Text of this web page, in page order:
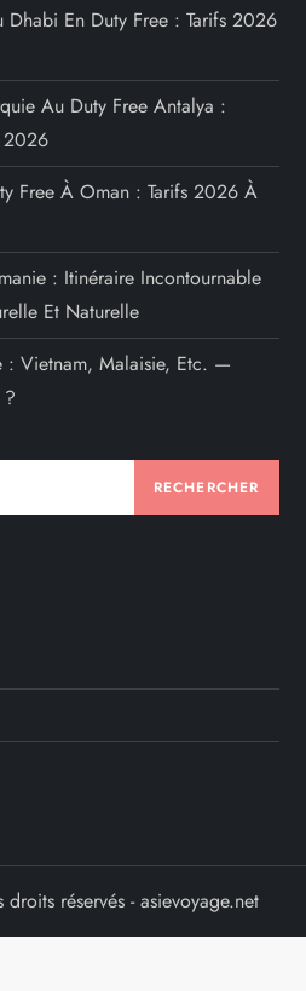
En Duty Free : Tarifs 2026
Au Duty Free Antalya :
2026
Free À Oman : Tarifs 2026 À
: Itinéraire Incontournable
Et Naturelle
: Vietnam, Malaisie, Etc. —
réservés - asievoyage.net